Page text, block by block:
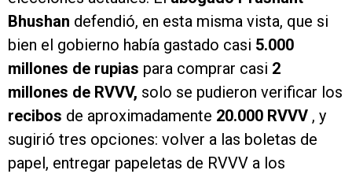
Bhushan defendió, en esta misma vista, que si
bien el gobierno había gastado casi 5.000
millones de rupias para comprar casi 2
millones de RVVV, solo se pudieron verificar los
recibos de aproximadamente 20.000 RVVV , y
sugirió tres opciones: volver a las boletas de
papel, entregar papeletas de RVVV a los